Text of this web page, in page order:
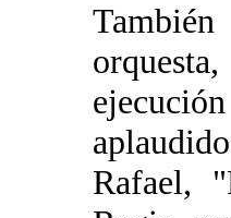
Rafael,